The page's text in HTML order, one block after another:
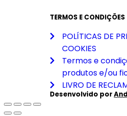
TERMOS E CONDIÇÕES
POLÍTICAS DE
COOKIES
Termos e
produtos e/ou
LIVRO DE
Desenvolvido por